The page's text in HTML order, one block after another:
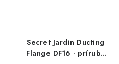
Secret Jardin Ducting
Flange DF16 - príruba